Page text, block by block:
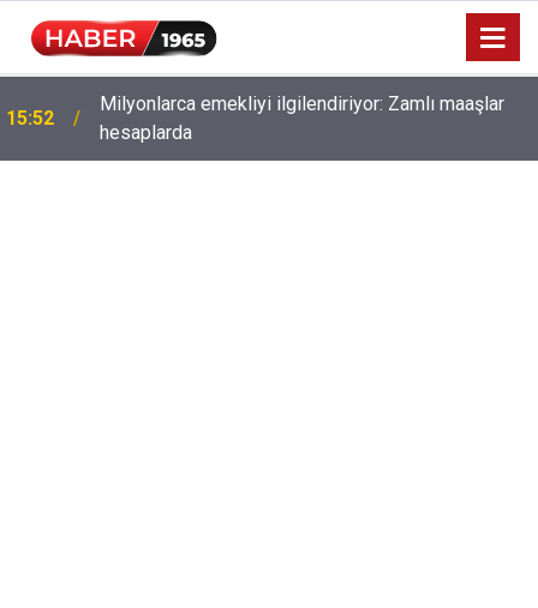
15:52
Milyonlarca emekliyi ilgilendiriyor: Zamlı maaşlar
hesaplarda